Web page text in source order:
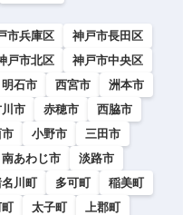
市兵庫区
神戸市長田区
戸市北区
神戸市中央区
明石市 西宮市
洲本市
市 赤穂市
西脇市
市 小野市
三田市
南あわじ市
淡路市
川町 多可町
稲美町
太子町
上郡町